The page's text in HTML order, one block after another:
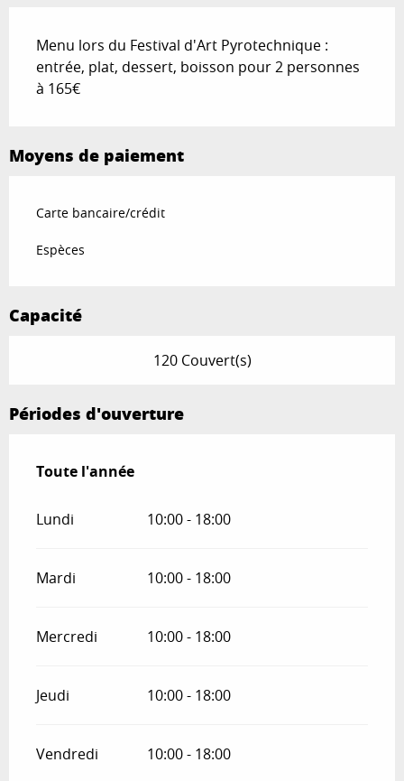
Menu lors du Festival d'Art Pyrotechnique :
entrée, plat, dessert, boisson pour 2 personnes
à 165€
Moyens de paiement
Carte bancaire/crédit
Espèces
Capacité
120 Couvert(s)
Périodes d'ouverture
Toute l'année
Toute l'année
Lundi 10:00 - 18:00
Mardi 10:00 - 18:00
Mercredi 10:00 - 18:00
Jeudi 10:00 - 18:00
Vendredi 10:00 - 18:00